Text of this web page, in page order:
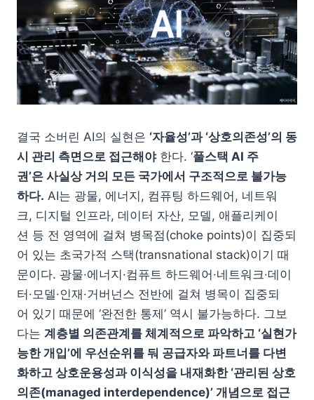
결국 소버린 AI의 실현은 ‘자율성’과 ‘상호의존성’의 동
시 관리 측면으로 접근해야한다. ‘풀스택 AI 주
권’은 사실상 거의 모든 국가에서 구조적으로 불가능
하다. AI는 광물, 에너지, 컴퓨팅 하드웨어, 네트워
크, 디지털 인프라, 데이터 자산, 모델, 애플리케이
션 등 전 영역에 걸쳐 병목점(choke points)이 집중되
어 있는 초국가적 스택(transnational stack)이기 때
문이다. 광물·에너지·컴퓨트 하드웨어·네트워크·데이
터·모델·인재·거버넌스 전반에 걸쳐 병목이 집중되
어 있기 때문에 ‘완전한 통제’ 역시 불가능하다. 그보
다는 계층별 의존관계를 체계적으로 파악하고 ‘실현가
능한 개입’에 우선순위를 둬 공급자와 파트너를 다변
화하고 상호운용성과 이식성을 내재화한 ‘관리된 상호
의존(managed interdependence)’ 개념으로 접근